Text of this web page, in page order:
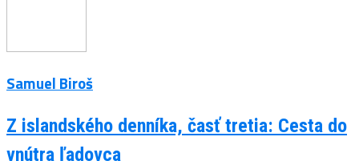
Samuel Biroš
Z islandského denníka, časť tretia: Cesta do
vnútra ľadovca